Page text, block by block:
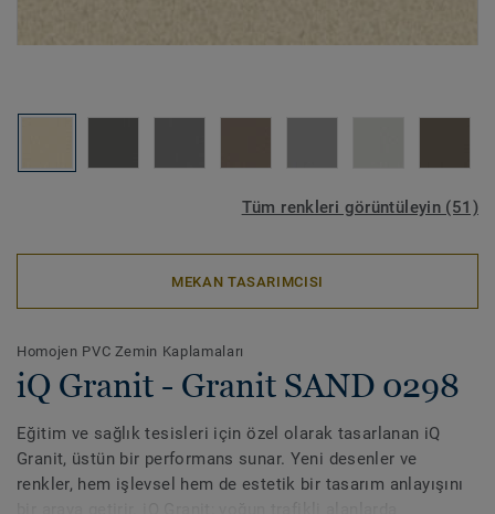
Tüm renkleri görüntüleyin (51)
MEKAN TASARIMCISI
Homojen PVC Zemin Kaplamaları
iQ Granit - Granit SAND 0298
Eğitim ve sağlık tesisleri için özel olarak tasarlanan iQ
Granit, üstün bir performans sunar. Yeni desenler ve
renkler, hem işlevsel hem de estetik bir tasarım anlayışını